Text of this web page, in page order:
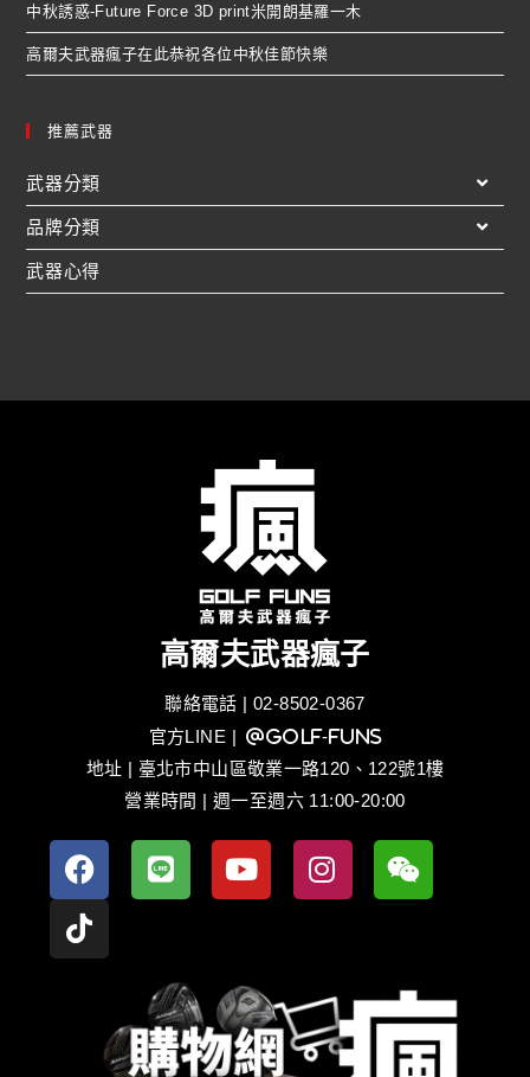
中秋誘惑-Future Force 3D print米開朗基羅一木
高爾夫武器瘋子在此恭祝各位中秋佳節快樂
推薦武器
武器分類
品牌分類
武器心得
高爾夫武器瘋子
聯絡電話 | 02-8502-0367
官方LINE | @golf-funs
地址 | 臺北市中山區敬業一路120、122號1樓
營業時間 | 週一至週六 11:00-20:00